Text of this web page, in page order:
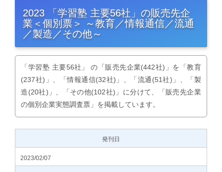
2023 「学習塾 主要56社」の販売先企
業＜個別票＞ ～教育／情報通信／流通
／製造／その他～
「学習塾 主要56社」 の「販売先企業(442社)」を「教育
(237社)」、「情報通信(32社)」、「流通(51社)」、「製
造(20社)」、「その他(102社)」に分けて、「販売先企業
の個別企業実態調査票」を掲載しています。
発刊日
2023/02/07